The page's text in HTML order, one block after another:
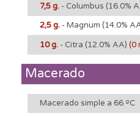
7,5 g. - Columbus (16.0%
2,5 g. - Magnum (14.0%
10 g. - Citra (12.0% AA) (0
Macerado
Macerado simple a 66 ºC